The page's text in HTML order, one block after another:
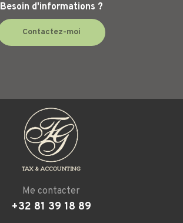
Besoin d'informations ?
Contactez-moi
Me contacter
+32 81 39 18 89